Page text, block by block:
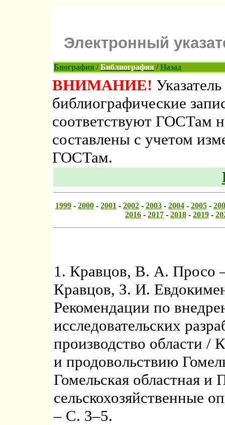
Электронный
Биография /Библиография /Назад
ВНИМАНИЕ!
библиографические
соответствуют ГОСТам
составлены с учетом
ГОСТам.
1999 - 2000 - 2001 - 2002 - 2003 - 2004 - 2005 -
2016 - 2017 - 2018 - 2019 -
1. Кравцов, В. А. Просо
Кравцов, З. И.
Рекомендации по
исследовательских
производство области /
и продовольствию
Гомельская областная и
сельскохозяйственные
– С. 3–5.